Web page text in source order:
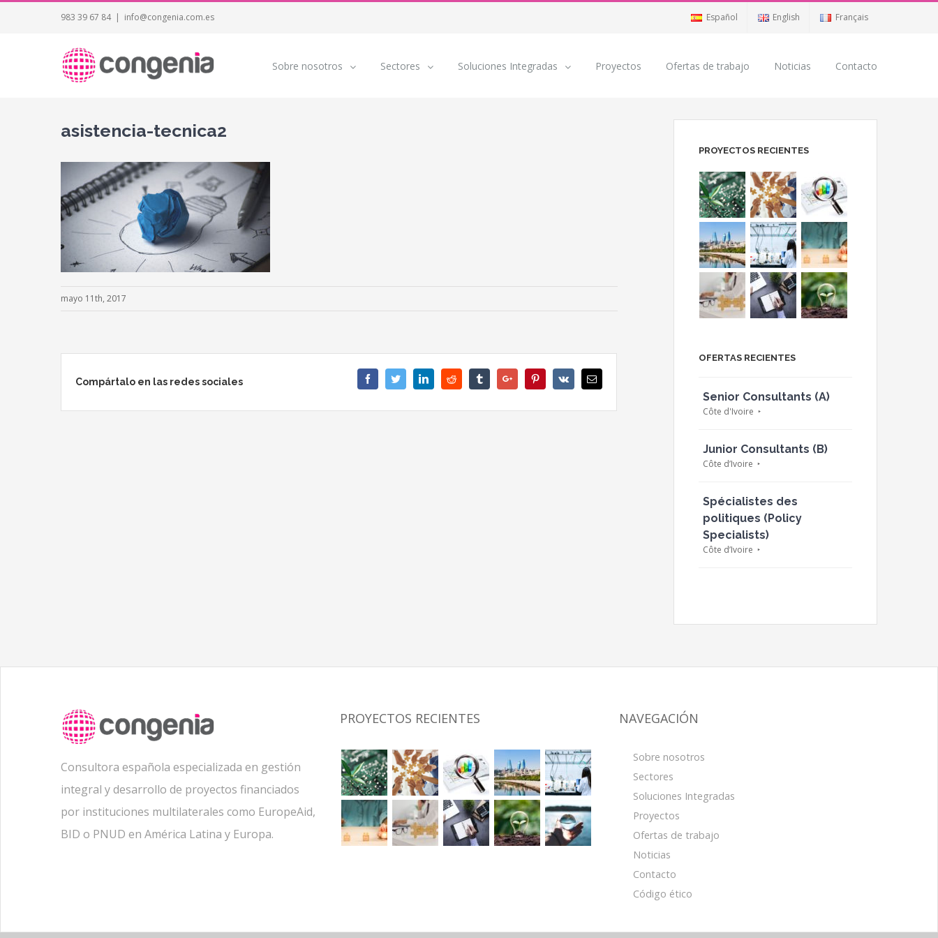
983 39 67 84 | info@congenia.com.es Español English Français
Sobre nosotros Sectores Soluciones Integradas Proyectos Ofertas de trabajo Noticias Contacto
asistencia-tecnica2
mayo 11th, 2017
Compártalo en las redes sociales FacebookTwitterLinkedinReddit TumblrGoogle+ PinterestVk Email
PROYECTOS RECIENTES
OFERTAS RECIENTES
Senior Consultants (A)
Côte d'Ivoire
Junior Consultants (B)
Côte d’Ivoire
Spécialistes des
politiques (Policy
Specialists)
Côte d’Ivoire
Consultora española especializada en gestión
integral y desarrollo de proyectos financiados
por instituciones multilaterales como EuropeAid,
BID o PNUD en América Latina y Europa.
PROYECTOS RECIENTES NAVEGACIÓN
Sobre nosotros
Sectores
Soluciones Integradas
Proyectos
Ofertas de trabajo
Noticias
Contacto
Código ético